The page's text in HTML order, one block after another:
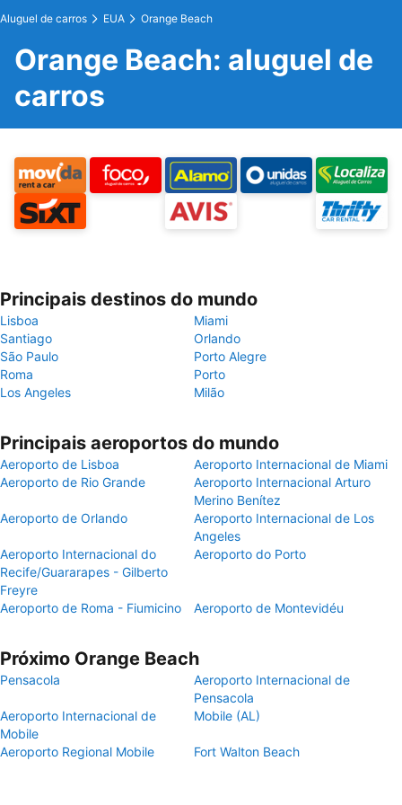
Aluguel de carros EUA Orange Beach
Orange Beach: aluguel de
carros
Principais destinos do mundo
Lisboa
Miami
Santiago
Orlando
São Paulo
Porto Alegre
Roma
Porto
Los Angeles
Milão
Principais aeroportos do mundo
Aeroporto de Lisboa
Aeroporto Internacional de Miami
Aeroporto de Rio Grande
Aeroporto Internacional Arturo
Merino Benítez
Aeroporto de Orlando
Aeroporto Internacional de Los
Angeles
Aeroporto Internacional do
Recife/Guararapes - Gilberto
Freyre
Aeroporto do Porto
Aeroporto de Roma - Fiumicino Aeroporto de Montevidéu
Próximo Orange Beach
Pensacola
Aeroporto Internacional de
Pensacola
Aeroporto Internacional de
Mobile
Mobile (AL)
Aeroporto Regional Mobile Fort Walton Beach